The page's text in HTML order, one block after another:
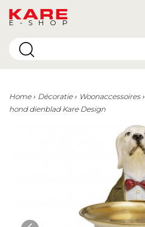
E-SHOP
Home Décoratie Woonaccessoires
hond dienblad Kare Design